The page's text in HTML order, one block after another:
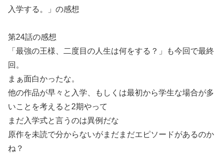
入学する。」の感想
第24話の感想
「最強の王様、二度目の人生は何をする？」も今回で最終
回。
まぁ面白かったな。
他の作品が早々と入学、もしくは最初から学生な場合が多
いことを考えると2期やって
まだ入学式と言うのは異例だな
原作を未読で分からないがまだまだエピソードがあるのか
ね？